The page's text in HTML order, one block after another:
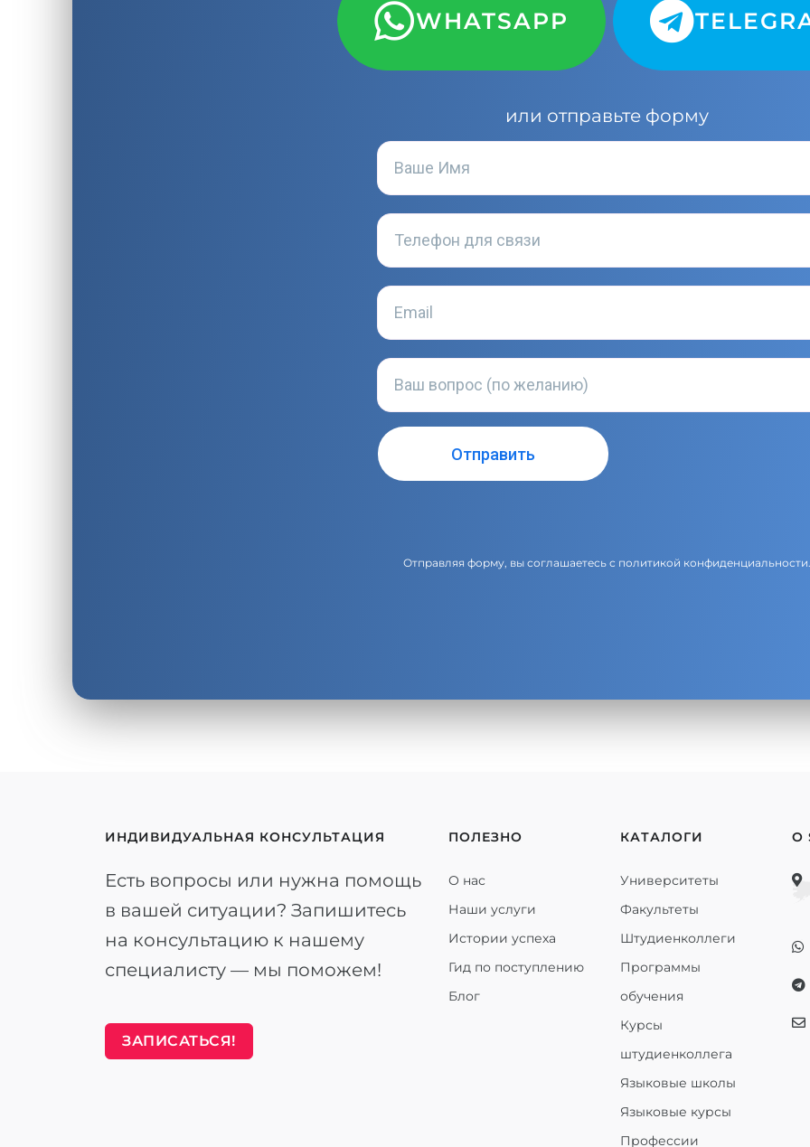
WHATSAPP
или отправьте форму
Отправляя форму, вы соглашаетесь с политикой конфиденциальности
ИНДИВИДУАЛЬНАЯ КОНСУЛЬТАЦИЯ
Есть вопросы или нужна помощь
в вашей ситуации? Запишитесь
на консультацию к нашему
специалисту — мы поможем!
ЗАПИСАТЬСЯ!
ПОЛЕЗНО
О нас
Наши услуги
Истории успеха
Гид по поступлению
Блог
КАТАЛОГИ
Университеты
Факультеты
Штудиенколлеги
Программы
обучения
Курсы
штудиенколлега
Языковые школы
Языковые курсы
Профессии
О